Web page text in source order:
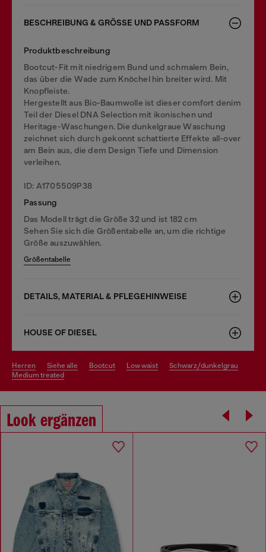
BESCHREIBUNG & GRÖSSE UND PASSFORM
Produktbeschreibung
Bootcut-Fit mit niedrigem Bund und schmalem Bein,
das über die Wade zum Knöchel hin breiter wird. Mit
Knopfleiste.
Hergestellt aus Bio-Baumwolle ist dieser comfort denim
Teil der Diesel DNA Selection mit ikonischen und
Heritage-Waschungen. Die dunkelgraue Waschung
zeichnet sich durch gekonnt schattierte Effekte all-over
am Bein aus, die dem Design Tiefe und Dimension
verleihen.
ID: A1705509P38
Passung
Das Modell trägt die Größe 32 und ist 182 cm
Sehen Sie sich die Größentabelle an, um die richtige
Größe auszuwählen.
Größentabelle
DETAILS, MATERIAL & PFLEGEHINWEISE
HOUSE OF DIESEL
herren siehe alle bootcut low waist
schwarz/dunkelgrau
medium treated
Look ergänzen